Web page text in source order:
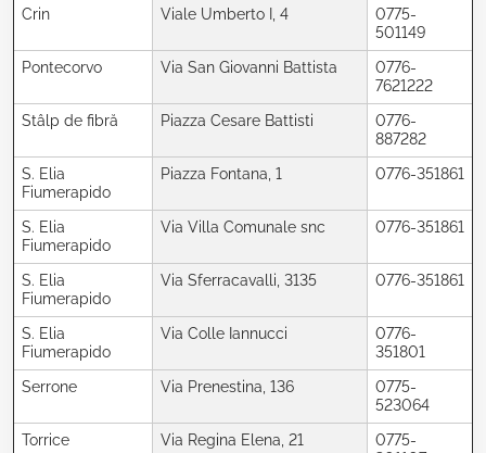
Crin
Viale Umberto I, 4
0775-
501149
Pontecorvo
Via San Giovanni Battista
0776-
7621222
Stâlp de fibră
Piazza Cesare Battisti
0776-
887282
S. Elia
Fiumerapido
Piazza Fontana, 1 0776-351861
S. Elia
Fiumerapido
Via Villa Comunale snc 0776-351861
S. Elia
Fiumerapido
Via Sferracavalli, 3135 0776-351861
S. Elia
Fiumerapido
Via Colle Iannucci
0776-
351801
Serrone
Via Prenestina, 136
0775-
523064
Torrice
Via Regina Elena, 21
0775-